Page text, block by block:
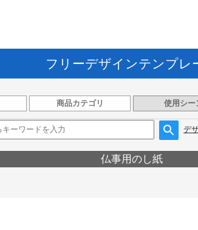
フリーデザインテンプレ
商品カテゴリ 使用シー
デ
仏事用のし紙